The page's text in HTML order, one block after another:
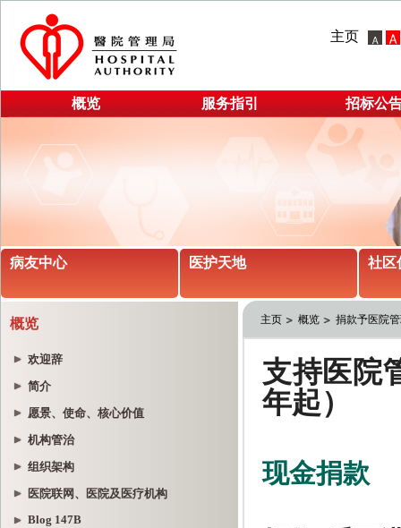
主页
概览 服务指引 招标公
病友中心 医护天地 社区
概览
欢迎辞
简介
愿景、使命、核心价值
机构管治
组织架构
医院联网、医院及医疗机构
Blog 147B
主页 概览 捐款予医院